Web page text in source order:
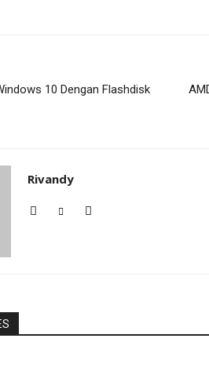
10 Dengan Flashdisk
Rivandy